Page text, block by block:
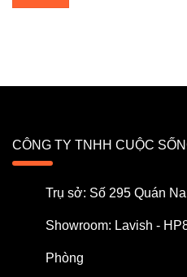
CÔNG TY TNHH CUỘC
Trụ sở: Số 295 Quán
Showroom: Lavish -
Phòng